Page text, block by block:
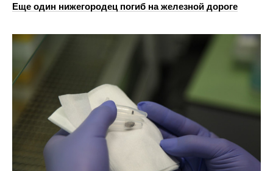
Еще один нижегородец погиб на железной дороге